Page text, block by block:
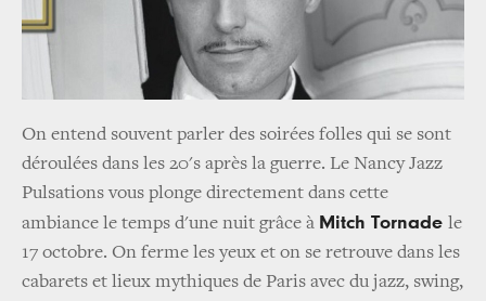
On entend souvent parler des soirées folles qui se sont
déroulées dans les 20's après la guerre. Le Nancy Jazz
Pulsations vous plonge directement dans cette
ambiance le temps d'une nuit grâce à Mitch Tornade le
17 octobre. On ferme les yeux et on se retrouve dans les
cabarets et lieux mythiques de Paris avec du jazz, swing,